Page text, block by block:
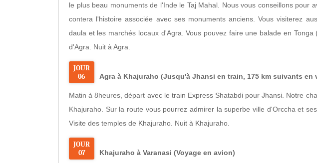
le plus beau monuments de l'Inde le Taj Mahal. Nous vous conseillons pour
contera l'histoire associée avec ses monuments anciens. Vous visiterez
daula et les marchés locaux d'Agra. Vous pouvez faire une balade en
d'Agra. Nuit à Agra.
JOUR
06
Agra à Khajuraho (Jusqu'à Jhansi en train, 175 km suivants en
Matin à 8heures, départ avec le train Express Shatabdi pour Jhansi. Notre
Khajuraho. Sur la route vous pourrez admirer la superbe ville d'Orccha et
Visite des temples de Khajuraho. Nuit à Khajuraho.
JOUR
07
Khajuraho à Varanasi (Voyage en avion)